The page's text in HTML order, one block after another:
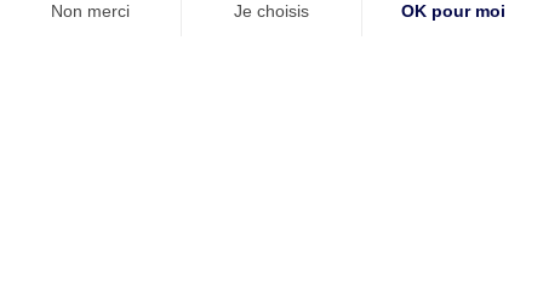
Non merci Je choisis OK pour moi
f.de-cazenove@cabinet-